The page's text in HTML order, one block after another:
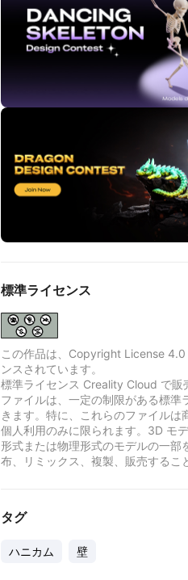
標準ライセンス
この作品は、Copyright License 4.0
ンスされています。
標準ライセンス Creality Cloud で販
ファイルは、一定の制限がある標準
きます。特に、これらのファイルは
個人利用のみに限られます。3D モ
形式または物理形式のモデルの一部
布、リミックス、複製、販売するこ
タグ
ハニカム 壁